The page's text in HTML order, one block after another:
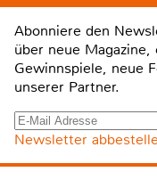
Abonniere den
über neue Magazine,
Gewinnspiele, neue
unserer Partner.
Newsletter